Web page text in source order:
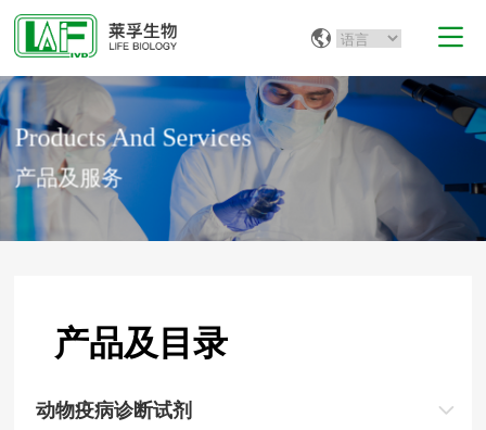
Products And Services
产品及服务
产品及目录
动物疫病诊断试剂